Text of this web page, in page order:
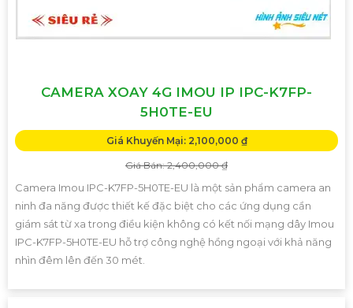
CAMERA XOAY 4G IMOU IP IPC-K7FP-
5H0TE-EU
Giá Khuyến Mại: 2,100,000 ₫
Giá Bán: 2,400,000 ₫
Camera Imou IPC-K7FP-5H0TE-EU là một sản phẩm camera an
ninh đa năng được thiết kế đặc biệt cho các ứng dụng cần
giám sát từ xa trong điều kiện không có kết nối mạng dây Imou
IPC-K7FP-5H0TE-EU hỗ trợ công nghệ hồng ngoại với khả năng
nhìn đêm lên đến 30 mét.